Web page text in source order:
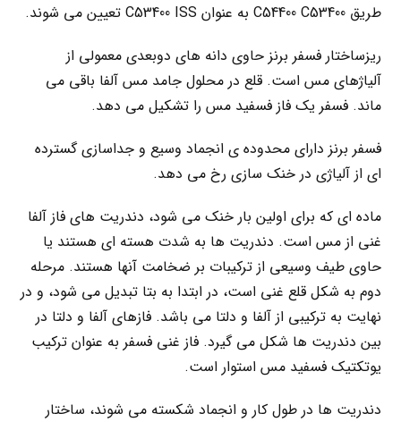
طریق C54400 C53400 به عنوان C53400 ISS تعیین می شوند.
ریزساختار فسفر برنز حاوی دانه های دوبعدی معمولی از
آلیاژهای مس است. قلع در محلول جامد مس آلفا باقی می
ماند. فسفر یک فاز فسفید مس را تشکیل می دهد.
فسفر برنز دارای محدوده ی انجماد وسیع و جداسازی گسترده
ای از آلیاژی در خنک سازی رخ می دهد.
ماده ای که برای اولین بار خنک می شود، دندریت های فاز آلفا
غنی از مس است. دندریت ها به شدت هسته ای هستند یا
حاوی طیف وسیعی از ترکیبات بر ضخامت آنها هستند. مرحله
دوم به شکل قلع غنی است، در ابتدا به بتا تبدیل می شود، و در
نهایت به ترکیبی از آلفا و دلتا می باشد. فازهای آلفا و دلتا در
بین دندریت ها شکل می گیرد. فاز غنی فسفر به عنوان ترکیب
یوتکتیک فسفید مس استوار است.
دندریت ها در طول کار و انجماد شکسته می شوند، ساختار